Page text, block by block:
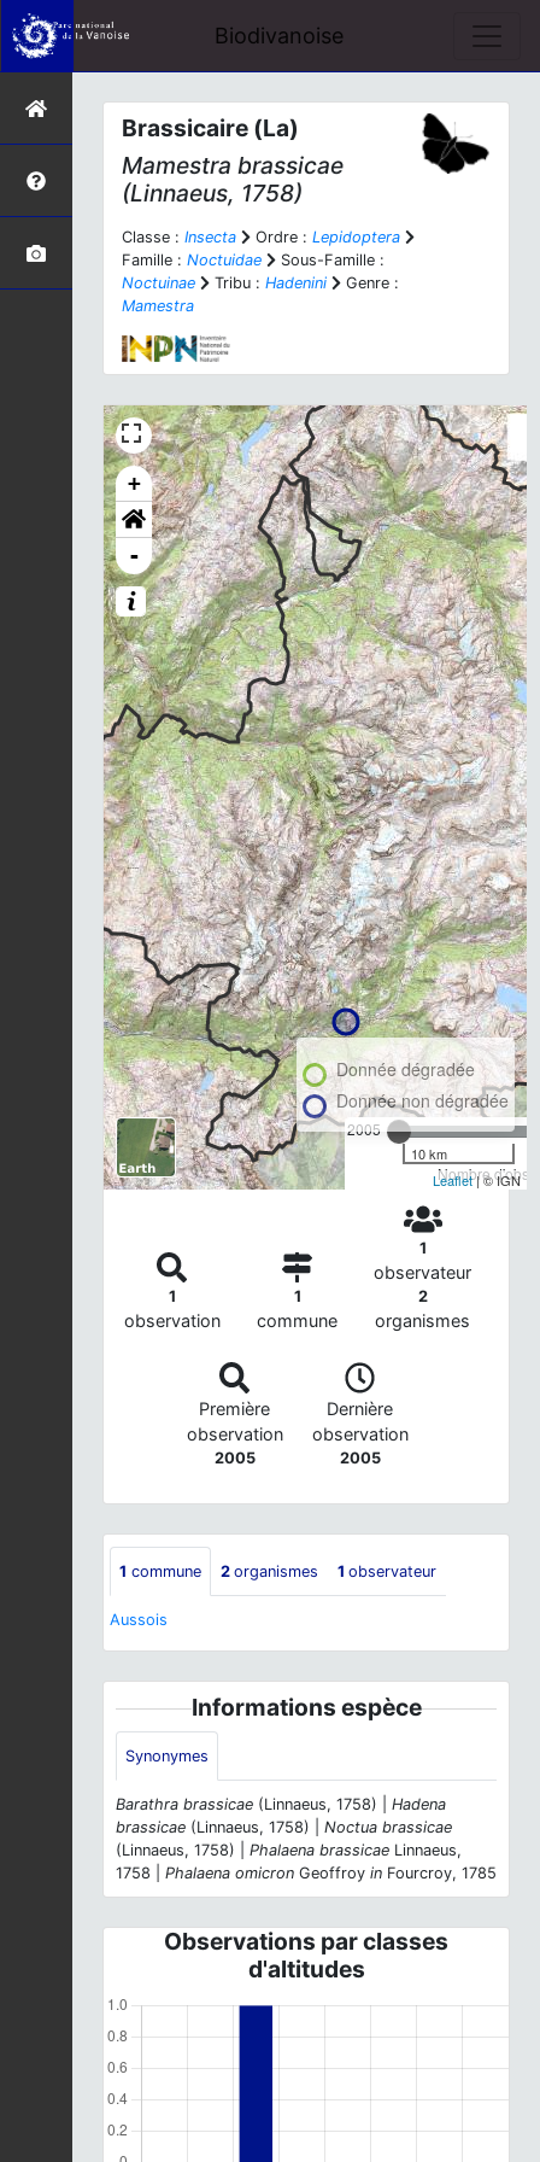
Biodivanoise
Brassicaire (La)
Mamestra brassicae
(Linnaeus, 1758)
Classe : Insecta Ordre : Lepidoptera
Famille : Noctuidae
Sous-Famille :
Noctuinae
Tribu : Hadenini
Genre :
Mamestra
+
-
2005
Nombre
Donnée dégradée
Donnée non dégradée
10 km
Leaflet| © IGN
1
observation
1
commune
1
observateur
2
organismes
Première
observation
2005
Dernière
observation
2005
1 commune 2 organismes 1 observateur
Aussois
Informations espèce
Synonymes
Barathra brassicae (Linnaeus, 1758) | Hadena
brassicae (Linnaeus, 1758) | Noctua brassicae
(Linnaeus, 1758) | Phalaena brassicae Linnaeus,
1758 | Phalaena omicron Geoffroy in Fourcroy, 1785
Observations par classes
d'altitudes